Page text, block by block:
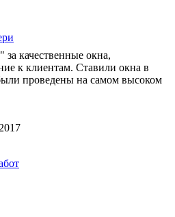
качественные окна,
к клиентам. Ставили окна в
проведены на самом высоком